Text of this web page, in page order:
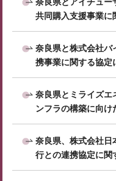
共同購入支援事業に
奈良県と株式会社バ
携事業に関する協定
奈良県とミライズエ
ンフラの構築に向け
奈良県、株式会社日
行との連携協定に関